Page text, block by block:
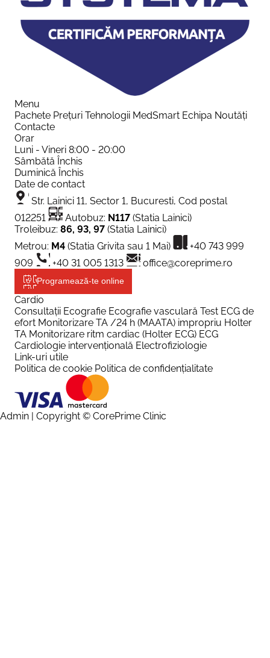
Menu
Pachete Prețuri Tehnologii MedSmart Echipa Noutăți
Contacte
Orar
Luni - Vineri 8:00 - 20:00
Sâmbătă Închis
Duminică Închis
Date de contact
Str. Lainici 11, Sector 1, Bucuresti, Cod postal
012251
Autobuz: N117 (Statia Lainici)
Troleibuz: 86, 93, 97 (Statia Lainici)
Metrou: M4 (Statia Grivita sau 1 Mai)
+40 743 999
909
+40 31 005 1313 office@coreprime.ro
Programează-te online
Cardio
Consultații Ecografie Ecografie vasculară Test ECG de
efort Monitorizare TA /24 h (MAATA) impropriu Holter
TA Monitorizare ritm cardiac (Holter ECG) ECG
Cardiologie intervențională Electrofiziologie
Link-uri utile
Politica de cookie Politica de confidențialitate
Admin | Copyright © CorePrime Clinic